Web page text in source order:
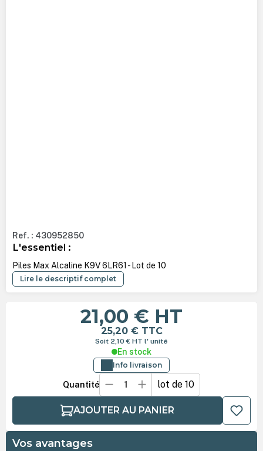
Ref. : 430952850
L'essentiel :
Piles Max Alcaline K9V 6LR61 - Lot de 10
Lire le descriptif complet
21,00 € HT
25,20 € TTC
Soit 2,10 € HT l' unité
En stock
Info livraison
Quantité lot de 10
AJOUTER AU PANIER
Vos avantages